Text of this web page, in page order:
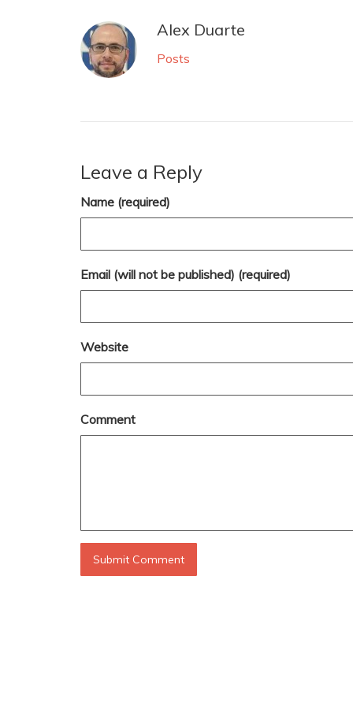
Alex Duarte
Posts
Leave a Reply
Name (required)
Email (will not be published) (required)
Website
Comment